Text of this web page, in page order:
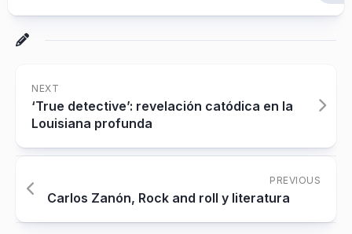
NEXT
‘True detective’: revelación catódica en la
Louisiana profunda
PREVIOUS
Carlos Zanón, Rock and roll y literatura